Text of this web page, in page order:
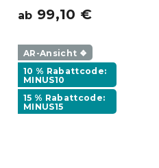
ab 99,10 €
AR-Ansicht ❖
10 % Rabattcode:
MINUS10
15 % Rabattcode:
MINUS15